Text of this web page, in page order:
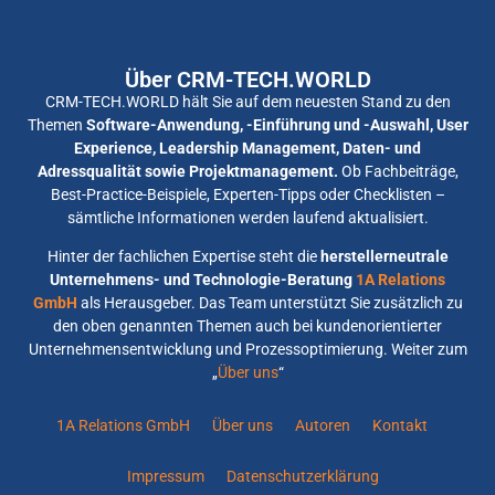
Über CRM-TECH.WORLD
CRM-TECH.WORLD hält Sie auf dem neuesten Stand zu den
Themen Software-Anwendung, -Einführung und -Auswahl, User
Experience, Leadership Management, Daten- und
Adressqualität sowie Projektmanagement. Ob Fachbeiträge,
Best-Practice-Beispiele, Experten-Tipps oder Checklisten –
sämtliche Informationen werden laufend aktualisiert.
Hinter der fachlichen Expertise steht die herstellerneutrale
Unternehmens- und Technologie-Beratung 1A Relations
GmbH als Herausgeber. Das Team unterstützt Sie zusätzlich zu
den oben genannten Themen auch bei kundenorientierter
Unternehmensentwicklung und Prozessoptimierung. Weiter zum
„Über uns“
1A Relations GmbH Über uns Autoren Kontakt
Impressum Datenschutzerklärung